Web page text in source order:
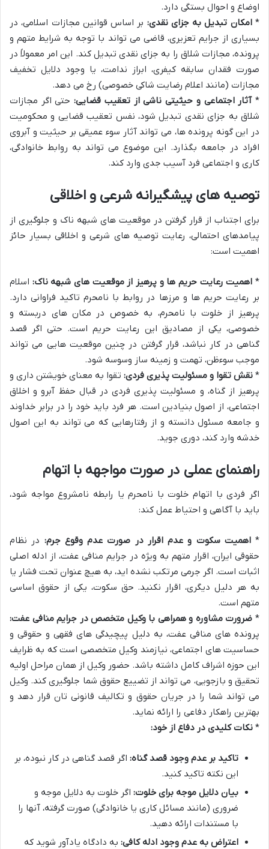
اوضاع و احوال بستگی دارد.
*امکان تبدیل به جزای نقدی: بر اساس قوانین مجازات اسلامی، در
بسیاری از جرایم تعزیری، قاضی می تواند با توجه به شرایط متهم و
پرونده، مجازات شلاق را به جزای نقدی تبدیل کند. این امر معمولاً در
صورت فقدان سابقه کیفری، ابراز ندامت، یا وجود دلایل تخفیف
مجازات (مانند اعلام رضایت شاکی خصوصی) رخ می دهد.
*آثار اجتماعی و حیثیتی ناشی از تعقیب قضایی:حتی اگر مجازات
شلاق به جزای نقدی تبدیل شود، نفس تعقیب قضایی و محکومیت
در این گونه پرونده ها، می تواند آثار سوء عمیقی بر حیثیت و آبروی
افراد در جامعه بگذارد. این موضوع می تواند به روابط خانوادگی،
کاری و اجتماعی فرد آسیب جدی وارد کند.
توصیه های پیشگیرانه شرعی و اخلاقی
برای اجتناب از قرار گرفتن در موقعیت های شبهه ناک و جلوگیری از
پیامدهای احتمالی، رعایت توصیه های شرعی و اخلاقی بسیار حائز
اهمیت است:
* اهمیت رعایت حریم ها و پرهیز از موقعیت های شبهه ناک: اسلام
بر رعایت حریم ها و مرزها در روابط با نامحرم تاکید فراوانی دارد.
پرهیز از خلوت با نامحرم، به خصوص در مکان های دربسته و
خصوصی، یکی از مصادیق این رعایت حریم است. حتی اگر قصد
گناهی در کار نباشد، قرار گرفتن در چنین موقعیت هایی می تواند
موجب سوءظن، تهمت و زمینه ساز وسوسه شود.
* نقش تقوا و مسئولیت پذیری فردی: تقوا به معنای خویشتن داری و
پرهیز از گناه، و مسئولیت پذیری فردی در قبال حفظ آبرو و اخلاق
اجتماعی، از اصول بنیادین است. هر فرد باید خود را در برابر خداوند
و جامعه مسئول دانسته و از رفتارهایی که می تواند به این اصول
خدشه وارد کند، دوری جوید.
راهنمای عملی در صورت مواجهه با اتهام
اگر فردی با اتهام خلوت با نامحرم یا رابطه نامشروع مواجه شود،
باید با آگاهی و احتیاط عمل کند:
*اهمیت سکوت و عدم اقرار در صورت عدم وقوع جرم: در نظام
حقوقی ایران، اقرار متهم به ویژه در جرایم منافی عفت، از ادله اصلی
اثبات است. اگر جرمی مرتکب نشده اید، به هیچ عنوان تحت فشار یا
به هر دلیل دیگری، اقرار نکنید. حق سکوت، یکی از حقوق اساسی
متهم است.
* ضرورت مشاوره و همراهی با وکیل متخصص در جرایم منافی عفت:
پرونده های منافی عفت، به دلیل پیچیدگی های فقهی و حقوقی و
حساسیت های اجتماعی، نیازمند وکیل متخصصی است که به ظرایف
این حوزه اشراف کامل داشته باشد. حضور وکیل از همان مراحل اولیه
تحقیق و بازجویی، می تواند از تضییع حقوق شما جلوگیری کند. وکیل
می تواند شما را در جریان حقوق و تکالیف قانونی تان قرار دهد و
بهترین راهکار دفاعی را ارائه نماید.
* نکات کلیدی در دفاع از خود:
تاکید بر عدم وجود قصد گناه: اگر قصد گناهی در کار نبوده، بر
این نکته تاکید کنید.
بیان دلایل موجه برای خلوت: اگر خلوت به دلایل موجه و
ضروری (مانند مسائل کاری یا خانوادگی) صورت گرفته، آنها را
با مستندات ارائه دهید.
اعتراض به عدم وجود ادله کافی: به دادگاه یادآور شوید که